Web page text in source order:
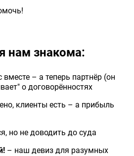
нам знакома:
– а теперь партнёр (он
о договорённостях
клиенты есть – а прибыль
но не доводить до суда
– наш девиз для разумных